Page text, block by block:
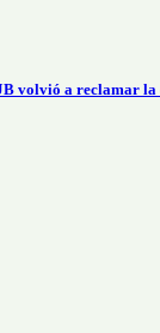
volvió a reclamar